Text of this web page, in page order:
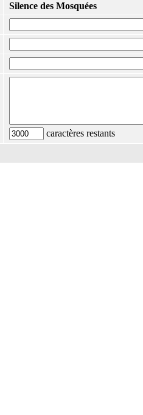
Silence des Mosquées
caractères restants